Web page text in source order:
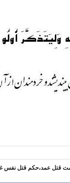
قتل عمد،حکم قتل نفس